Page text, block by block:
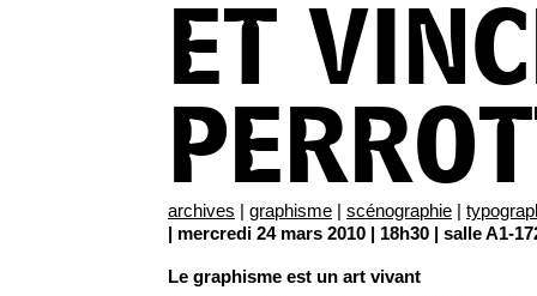
ET
archives | graphisme | scénographie |
| mercredi 24 mars 2010 | 18h30 | salle A1-
Le graphisme est un art vivant